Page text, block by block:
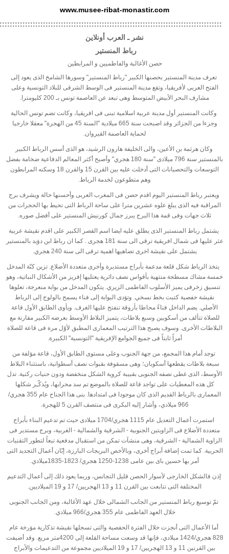
www.musee-ribat-monastir.com
نشر ـ العرب أونلاين
رباط المنستير
حصن الأغالبة والفاطميين و المرابطين
تعرف مدينة المنستير بحصنها الكبير "رباط المنستير" وسورها الشامخ الذى يعود إلى
الفتح العربى لأفريقيا، وتقع مدينة المنستير فى الوسط الشرقى للبلاد التونسية وعلى
مشارف البحر الأبيض المتوسط وهى تبعد عن العاصمة تونس بـ 200 كليومترا
.
وكانت المنستير أول مدينة عربية اسلامية تبنى فى افريقيا، وكانت تضم تونس الحالية
وجزءا من الجزائر وقد اصبحت سنة 665 ميلادية "السنة 45 من الهجرة" معقلا خارجيا
لحماية العاصمة القيروان.
وكان هرثمة بن الأعين، والى الخليفة هارون الرشيد، هو الذى أسس الرباط الكبير
بالمنستير سنة 796 ميلادى "سنة 180 هجري" وأصبح أكثر المعالم الدفاعية ضخامة بفضل
التوسعات والتحصيانات التى أدخلت عليه بين القرن 15 والقرن 18 وسكنه المرابطون
وهم متطوعون لخدمة الرباط.
ويعتبر رباط المنستير اليوم اقدم حصن فى المغرب العربى وأحسنها حالة ويشرف برج
المراقبة فيه الذى يبلغ علوه عشرين مترا على ساحة الرباط التى تحيط بها الحجرات من
ثلاث جهات وفى قمة هذا البرج يبرز جمال كورنيش المنستير على أفضل صوره.
يشتمل رباط المنستير الذى يطلق عليه ايضا اسم القصر الكبير على اقدم نقيشة عربية
عثر عليها فى شمال افريقية ترقى الى سنة 181 هجرى . كما ان رباط ابن دؤيد بالمنستير
يشتمل على نقيشة اخرى تضاهيها اهمية ترقى الى سنة 240 هجري
.
يتخذ الرباط شكل قلعة مدعمة بأبراج مستديرة وأخرى متعددة الأضلاع. تزين كنّة المدخل
خمسة مشاك مسطحة منتهية بأقواس نصف دائرية يعتليها إفريز من الأشكال النباتية، وهو
تنسيق زخرفى يميز الأسلوب الفاطمى الزيري. يتكون المدخل من بوابة منعرجة، تعلوها
نقيشة حفصية كتبت بخط نسخي. وتؤدى البوابة إلى فناء يسمح بالولوج إلى الرباط
الأصلي. يضم الداخل فناءً محاطا بأروقة تنفتح عليها الغرف. ويأوى الطابق الأول قاعة
للصلاة تتألف من أسكوبين وسبع بلاطات، يتميز البلاط الأوسط بعرضه الكبير مقارنة مع
البلاطات الأخرى. وسوف يصبح هذا الترتيب المعمارى المطبق لأوّل مرة فى قاعة للصلاة
أمراً ثابتاً فى جميع الجوامع الإفريقية "التونسية" الكبيرة.
توجد أمام هذا المجمع، من جهة الجنوب وعلى مستوى الطابق الأول، قاعة مؤلفة من
سبعة بلاطات يقطعها أسكوبان؛ وهى مسقوفة بقبوات نصف أسطوانية، باستثناء البلاط
الأوسط، الذى غطى نصفه الجنوبى بقبيبة كروية الشكل منخفضة ودون حنيات ركنية. تدل
كل هذه المعطيات على تواجد قاعة للصلاة بالموضع تم سد محرابها، ويُذكّـِر شكلها
المعمارى بالرباط القديم الذى كان موجودا فى امتدادها. بنى هذا الجناح عام 355 هجري/
966 ميلادي، وأشار إليه البكرى فى منتصف القرن 5 للهجرة
.
استمرت أعمال التعديل عام 1115 هجري/1704 ميلادى حيث تم تدعيم البناء بأبراج
متعددة الأضلاع فى الزاويتين الجنوبية - الشرقية والشمالية - الغربية، وبرج مستدير فى
الزاوية الشمالية - الشرقية، وهى منشآت تمكن من استقبال مدفعية تبعاً لتطور التقنيات
الحربية. كما تمت إضافة أبراج أخرى، وبالأخص البريجات البارزة، إبّان أعمال التجديد التى
أمر بها حسين باى بين عامى 1238-1250 هجري/ 1823-1835ميلادي
.
إذن فالشكل الخارجى لأسوار الحصن قليل التجانس، وربما يعود ذلك إلى أعمال التدعيم
المختلفة التى تتابعت بين القرن 11 و 13 الهجريين/ 17 و 19 الميلاديين
.
تمّ توسيع رباط المنستير من الجانب الشمالى خلال عهد الأغالبة، ومن الجانب الجنوبى
خلال العهد الفاطمى عام 355 هجري/966 ميلادي
.
أما الأعمال التى أنجزت خلال الفترة الحفصية والتى تسجلها نقيشة تذكارية مؤرخة عام
828 هجري/1424 ميلادي، فإنها قد وسعت مساحة القلعة إلى 4200متر مربع. وقد أضيفت
بين القرنين 11 و 13 الهجريين/ 17 و 19 الميلاديين مجموعة من التدعيمات والأبراج